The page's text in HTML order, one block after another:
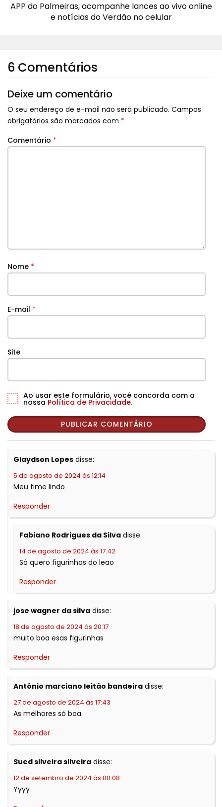
APP do Palmeiras, acompanhe lances ao vivo online
e notícias do Verdão no celular
6 Comentários
Deixe um comentário
O seu endereço de e-mail não será publicado. Campos
obrigatórios são marcados com *
Comentário *
Nome *
E-mail *
Site
Ao usar este formulário, você concorda com a
nossa Política de Privacidade.
Glaydson Lopes disse:
5 de agosto de 2024 às 12:14
Meu time lindo
Responder
Fabiano Rodrigues da Silva disse:
14 de agosto de 2024 às 17:42
Só quero figurinhas do leao
Responder
jose wagner da silva disse:
18 de agosto de 2024 às 20:17
muito boa esas figurinhas
Responder
Antônio marciano leitão bandeira disse:
27 de agosto de 2024 às 17:43
As melhores só boa
Responder
Sued silveira silveira disse:
12 de setembro de 2024 às 00:08
Yyyy